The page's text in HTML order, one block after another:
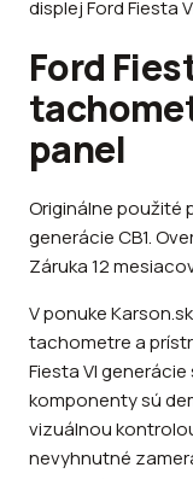
displej Ford Fiesta
Ford
panel
Originálne použité
generácie CB1.
Záruka 12
V ponuke
tachometre a
Fiesta VI
komponenty sú
vizuálnou
nevyhnutné